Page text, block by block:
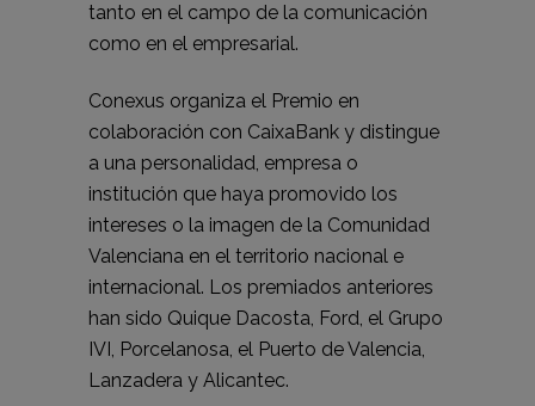
tanto en el campo de la comunicación
como en el empresarial.
Conexus organiza el Premio en
colaboración con CaixaBank y distingue
a una personalidad, empresa o
institución que haya promovido los
intereses o la imagen de la Comunidad
Valenciana en el territorio nacional e
internacional. Los premiados anteriores
han sido Quique Dacosta, Ford, el Grupo
IVI, Porcelanosa, el Puerto de Valencia,
Lanzadera y Alicantec.